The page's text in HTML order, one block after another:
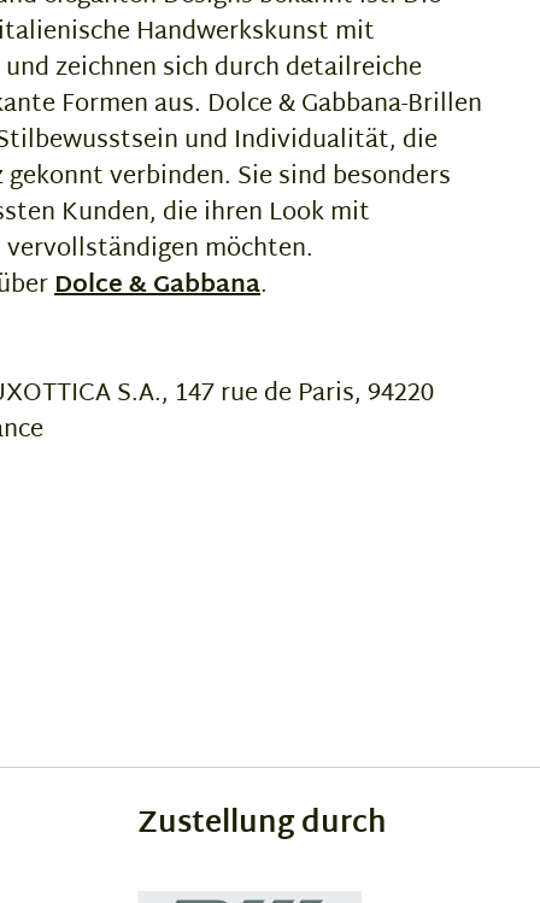
Handwerkskunst mit
zeichnen sich durch detailreiche
Formen aus. Dolce & Gabbana-Brillen
und Individualität, die
verbinden. Sie sind besonders
Kunden, die ihren Look mit
möchten.
Dolce & Gabbana.
S.A., 147 rue de Paris, 94220
Zustellung durch